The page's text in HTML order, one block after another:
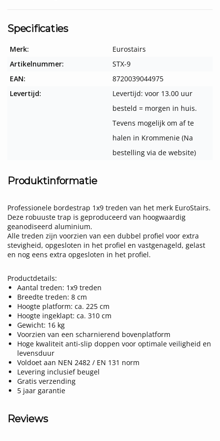
Specificaties
Merk:
Eurostairs
Artikelnummer:
STX-9
EAN:
8720039044975
Levertijd:
Levertijd: voor 13.00 uur
besteld = morgen in huis.
Tevens mogelijk om af te
halen in Krommenie (Na
bestelling via de website)
Produktinformatie
Professionele bordestrap 1x9 treden van het merk EuroStairs.
Deze robuuste trap is geproduceerd van hoogwaardig
geanodiseerd aluminium.
Alle treden zijn voorzien van een dubbel profiel voor extra
stevigheid, opgesloten in het profiel en vastgenageld, gelast
en nog eens extra opgesloten in het profiel.
Productdetails:
Aantal treden: 1x9 treden
Breedte treden: 8 cm
Hoogte platform: ca. 225 cm
Hoogte ingeklapt: ca. 310 cm
Gewicht: 16 kg
Voorzien van een scharnierend bovenplatform
Hoge kwaliteit anti-slip doppen voor optimale veiligheid en
levensduur
Voldoet aan NEN 2482 / EN 131 norm
Levering inclusief beugel
Gratis verzending
5 jaar garantie
Reviews